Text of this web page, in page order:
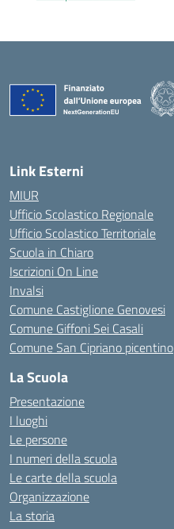
Link Esterni
MIUR
Ufficio Scolastico Regionale
Ufficio Scolastico Territoriale
Scuola in Chiaro
Iscrizioni On Line
Invalsi
Comune Castiglione Genovesi
Comune Giffoni Sei Casali
Comune San Cipriano picentino
La Scuola
Presentazione
I luoghi
Le persone
I numeri della scuola
Le carte della scuola
Organizzazione
La storia